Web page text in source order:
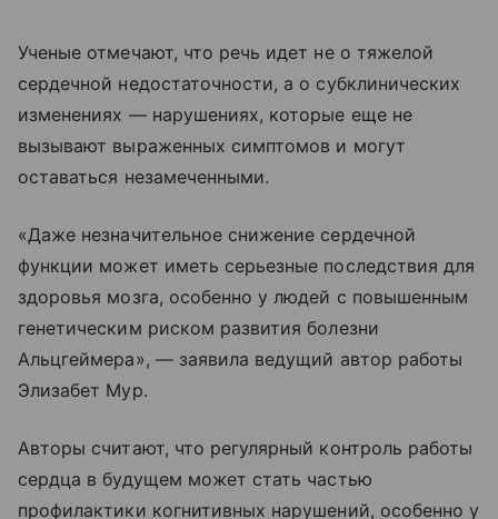
Ученые отмечают, что речь идет не о тяжелой
сердечной недостаточности, а о субклинических
изменениях — нарушениях, которые еще не
вызывают выраженных симптомов и могут
оставаться незамеченными.
«Даже незначительное снижение сердечной
функции может иметь серьезные последствия для
здоровья мозга, особенно у людей с повышенным
генетическим риском развития болезни
Альцгеймера», — заявила ведущий автор работы
Элизабет Мур.
Авторы считают, что регулярный контроль работы
сердца в будущем может стать частью
профилактики когнитивных нарушений, особенно у